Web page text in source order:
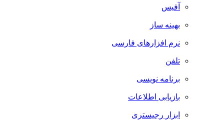
آفیس
بهینه ساز
نرم افزارهای فارسی
تلفن
برنامه نویسی
بازیابی اطلاعات
ابزار رجیستری